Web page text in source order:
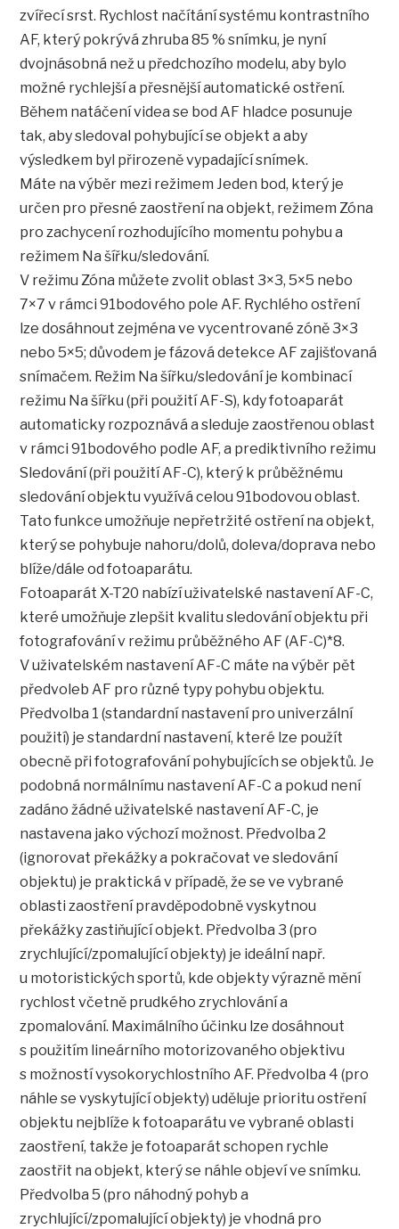
zvířecí srst. Rychlost načítání systému kontrastního
AF, který pokrývá zhruba 85 % snímku, je nyní
dvojnásobná než u předchozího modelu, aby bylo
možné rychlejší a přesnější automatické ostření.
Během natáčení videa se bod AF hladce posunuje
tak, aby sledoval pohybující se objekt a aby
výsledkem byl přirozeně vypadající snímek.
Máte na výběr mezi režimem Jeden bod, který je
určen pro přesné zaostření na objekt, režimem Zóna
pro zachycení rozhodujícího momentu pohybu a
režimem Na šířku/sledování.
V režimu Zóna můžete zvolit oblast 3×3, 5×5 nebo
7×7 v rámci 91bodového pole AF. Rychlého ostření
lze dosáhnout zejména ve vycentrované zóně 3×3
nebo 5×5; důvodem je fázová detekce AF zajišťovaná
snímačem. Režim Na šířku/sledování je kombinací
režimu Na šířku (při použití AF-S), kdy fotoaparát
automaticky rozpoznává a sleduje zaostřenou oblast
v rámci 91bodového podle AF, a prediktivního režimu
Sledování (při použití AF-C), který k průběžnému
sledování objektu využívá celou 91bodovou oblast.
Tato funkce umožňuje nepřetržité ostření na objekt,
který se pohybuje nahoru/dolů, doleva/doprava nebo
blíže/dále od fotoaparátu.
Fotoaparát X-T20 nabízí uživatelské nastavení AF-C,
které umožňuje zlepšit kvalitu sledování objektu při
fotografování v režimu průběžného AF (AF-C)*8.
V uživatelském nastavení AF-C máte na výběr pět
předvoleb AF pro různé typy pohybu objektu.
Předvolba 1 (standardní nastavení pro univerzální
použití) je standardní nastavení, které lze použít
obecně při fotografování pohybujících se objektů. Je
podobná normálnímu nastavení AF-C a pokud není
zadáno žádné uživatelské nastavení AF-C, je
nastavena jako výchozí možnost. Předvolba 2
(ignorovat překážky a pokračovat ve sledování
objektu) je praktická v případě, že se ve vybrané
oblasti zaostření pravděpodobně vyskytnou
překážky zastiňující objekt. Předvolba 3 (pro
zrychlující/zpomalující objekty) je ideální např.
u motoristických sportů, kde objekty výrazně mění
rychlost včetně prudkého zrychlování a
zpomalování. Maximálního účinku lze dosáhnout
s použitím lineárního motorizovaného objektivu
s možností vysokorychlostního AF. Předvolba 4 (pro
náhle se vyskytující objekty) uděluje prioritu ostření
objektu nejblíže k fotoaparátu ve vybrané oblasti
zaostření, takže je fotoaparát schopen rychle
zaostřit na objekt, který se náhle objeví ve snímku.
Předvolba 5 (pro náhodný pohyb a
zrychlující/zpomalující objekty) je vhodná pro